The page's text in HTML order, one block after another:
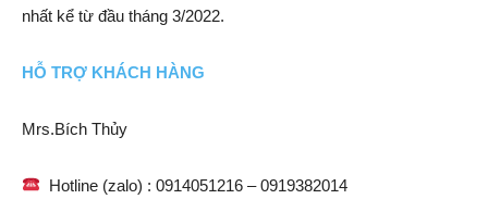
nhất kể từ đầu tháng 3/2022.
HỖ TRỢ KHÁCH HÀNG
Mrs.Bích Thủy
Hotline (zalo) : 0914051216 – 0919382014